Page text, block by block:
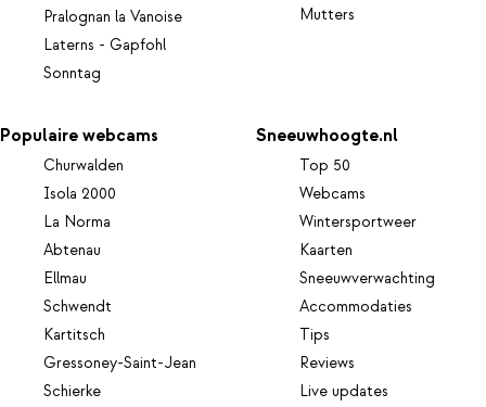
Pralognan la Vanoise
Laterns - Gapfohl
Sonntag
Mutters
Populaire webcams
Churwalden
Isola 2000
La Norma
Abtenau
Ellmau
Schwendt
Kartitsch
Gressoney-Saint-Jean
Schierke
Sneeuwhoogte.nl
Top 50
Webcams
Wintersportweer
Kaarten
Sneeuwverwachting
Accommodaties
Tips
Reviews
Live updates